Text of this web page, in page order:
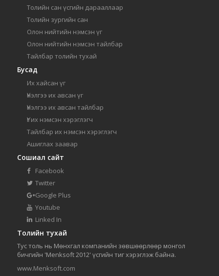
Толийн сан үсгийн дарааллаар
Толийн зургийн сан
Олон нийтийн нэмсэн үг
Олон нийтийн нэмсэн тайлбар
Тайлбар толийн тухай
Бусад
Их хайсан үг
Үнэлгээ их авсан үг
Үнэлгээ их авсан тайлбар
Үг их нэмсэн хэрэглэгч
Тайлбар их нэмсэн хэрэглэгч
Ашиглах заавар
Сошиал сайт
Facebook
Twitter
Google Plus
Youtube
Linked In
Толийн тухай
Тус толь нь Мөнхгал компанийн зөвшөөрлөөр монгол
бичгийн 'Menksoft 2012' үсгийн тиг хэрэглэж байна.
www.Menksoft.com